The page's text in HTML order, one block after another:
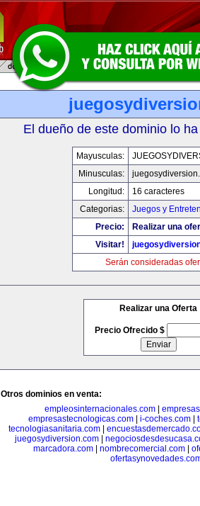
El dueño de este dominio lo
Mayusculas:
Minusculas:
Longitud:
16 caracteres
Categorias:
Juegos y
Precio:
Realizar una
Visitar!
Serán consideradas
Realizar una Oferta
Precio Ofrecido $
Otros dominios en venta:
empleosinternacionales.com
empresastecnologicas.com
i-coches.com
tecnologiasanitaria.com|
juegosydiversion.com
marcadora.com| nombrecomercial.com|